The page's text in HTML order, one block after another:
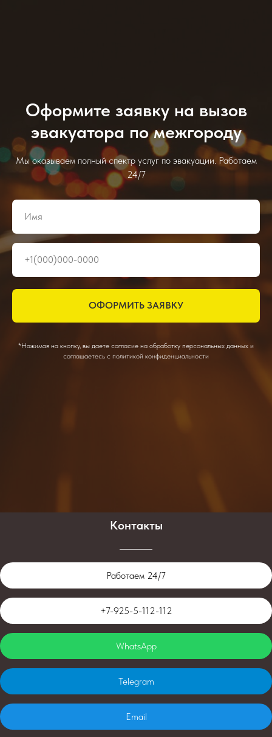
Оформите заявку на вызов
эвакуатора по межгороду
Мы оказываем полный спектр услуг по эвакуации. Работаем
24/7
ОФОРМИТЬ ЗАЯВКУ
*Нажимая на кнопку, вы даете согласие на обработку персональных данных и
соглашаетесь c политикой конфиденциальности
Контакты
Работаем 24/7
+7-925-5-112-112
WhatsApp
Telegram
Email